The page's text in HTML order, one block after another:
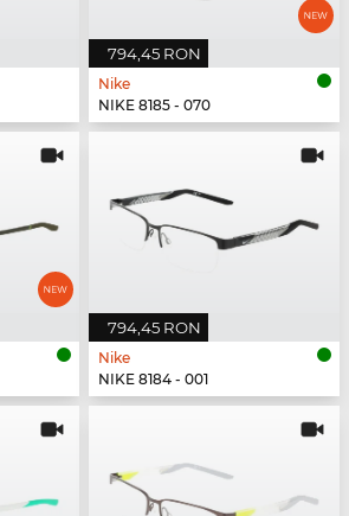
794,45 RON
Nike
NIKE 8185 - 070
794,45 RON
Nike
NIKE 8184 - 001